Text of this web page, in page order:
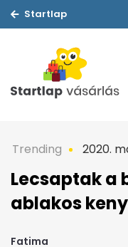
Startlap
Trending 2020.
Lecsaptak a
ablakos
Fatima